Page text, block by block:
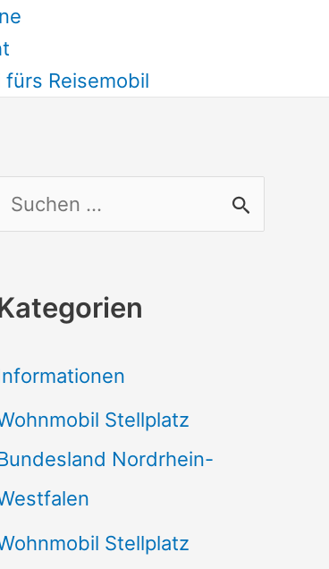
Reisemobil
n
c
Stellplatz
Nordrhein-
Stellplatz